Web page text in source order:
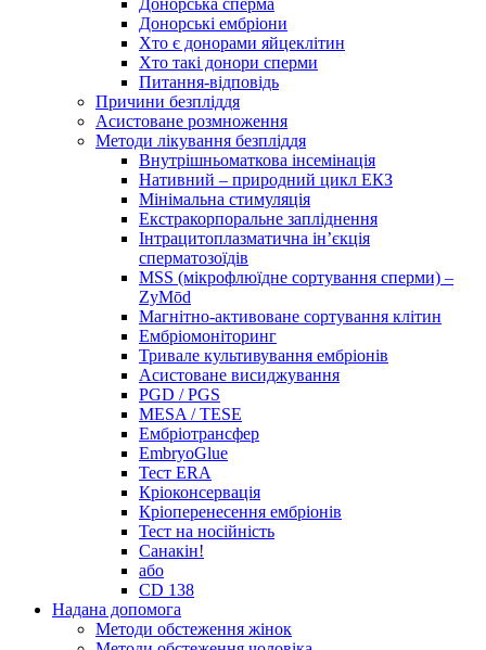
Донорська сперма
Донорські ембріони
Хто є донорами яйцеклітин
Хто такі донори сперми
Питання-відповідь
Причини безпліддя
Асистоване розмноження
Методи лікування безпліддя
Внутрішньоматкова інсемінація
Нативний – природний цикл ЕКЗ
Мінімальна стимуляція
Екстракорпоральне запліднення
Інтрацитоплазматична ін’єкція
сперматозоїдів
MSS (мікрофлюїдне сортування сперми) –
ZyMōd
Магнітно-активоване сортування клітин
Ембріомоніторинг
Тривале культивування ембріонів
Асистоване висиджування
PGD / PGS
MESA / TESE
Ембріотрансфер
EmbryoGlue
Тест ERA
Кріоконсервація
Кріоперенесення ембріонів
Тест на носійність
Санакін!
або
CD 138
Надана допомога
Методи обстеження жінок